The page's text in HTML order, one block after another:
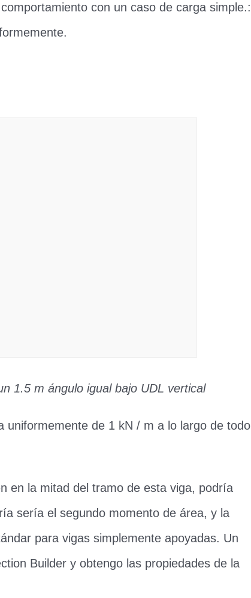
con un caso de carga simple.:
1.5 m ángulo igual bajo UDL vertical
uniformemente de 1 kN / m a lo largo de todo
en la mitad del tramo de esta viga, podría
sería el segundo momento de área, y la
para vigas simplemente apoyadas. Un
Builder y obtengo las propiedades de la